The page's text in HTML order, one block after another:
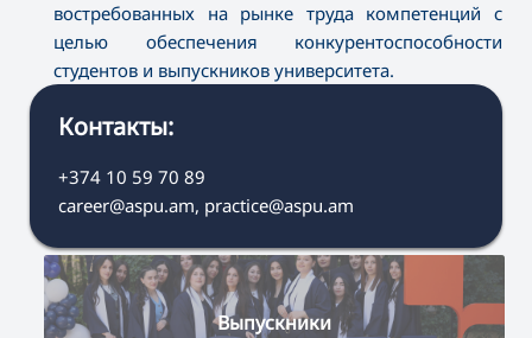
востребованных на рынке труда компетенций с
целью обеспечения конкурентоспособности
студентов и выпускников университета.
Контакты:
+374 10 59 70 89
career@aspu.am, practice@aspu.am
Выпускники